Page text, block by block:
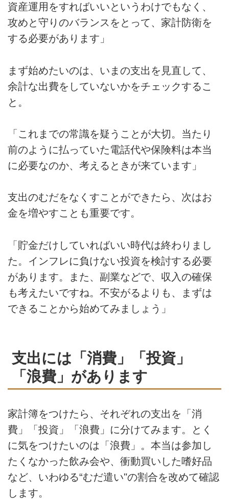
資産運用をすればいいというわけでもなく、
攻めと守りのバランスをとって、家計防衛を
する必要があります」
まず始めたいのは、いまの支出を見直して、
余計な出費をしていないかをチェックするこ
と。
「これまでの常識を疑うことが大切。当たり
前のように払っていた電話代や保険料は本当
に必要なのか、考えるときが来ています」
支出のむだをなくすことができたら、次はお
金を増やすことも重要です。
「貯金だけしていればいい時代は終わりまし
た。インフレに負けない投資を検討する必要
があります。また、副業などで、収入の確保
も考えたいですね。不安がるよりも、まずは
できることから始めてみましょう」
支出には「消費」「投資」
「浪費」があります
家計簿をつけたら、それぞれの支出を「消
費」「投資」「浪費」に分けてみます。とく
に気をつけたいのは「浪費」。本当は参加し
たくなかった飲み会や、衝動買いした嗜好品
など、いわゆる“むだ遣い"の割合を改めて確認
します。